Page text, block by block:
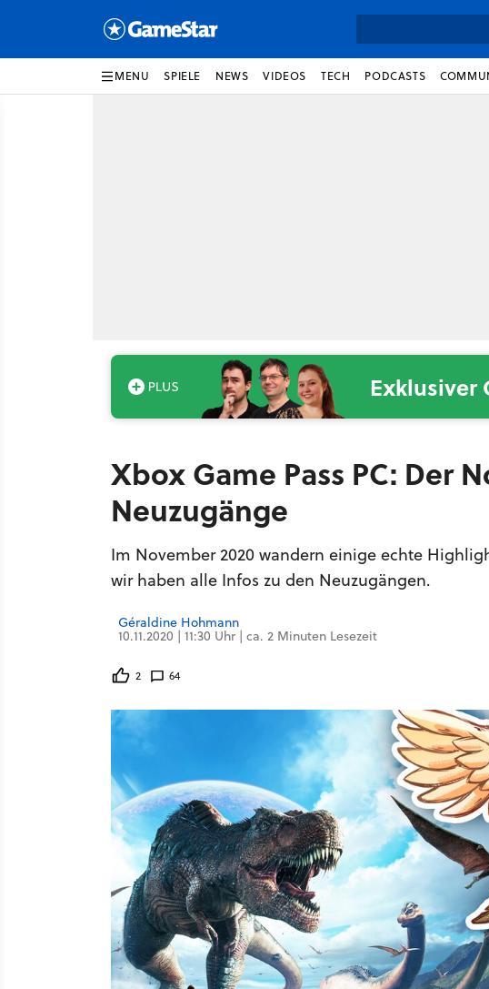
MENU SPIELE NEWS VIDEOS TECH PODCASTS
Exklusiver
Xbox Game Pass PC: Der
Neuzugänge
Im November 2020 wandern einige echte
wir haben alle Infos zu den Neuzugängen.
Géraldine Hohmann
10.11.2020 | 11:30 Uhr | ca. 2 Minuten Lesezeit
2 64